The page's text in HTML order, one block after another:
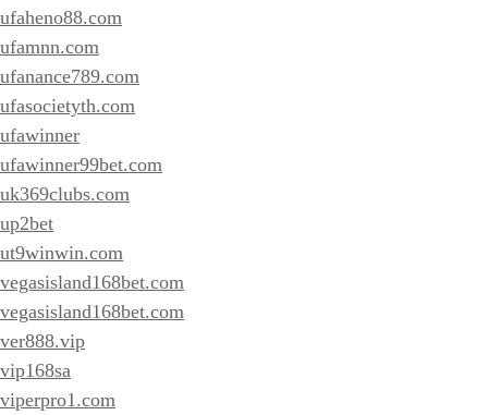
ufaheno88.com
ufamnn.com
ufanance789.com
ufasocietyth.com
ufawinner
ufawinner99bet.com
uk369clubs.com
up2bet
ut9winwin.com
vegasisland168bet.com
vegasisland168bet.com
ver888.vip
vip168sa
viperpro1.com